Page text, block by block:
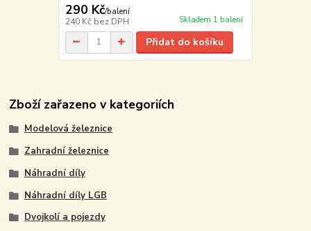
290 Kč/balení
240 Kč bez DPH Skladem 1 balení
Přidat do košíku
Zboží zařazeno v kategoriích
Modelová železnice
Zahradní železnice
Náhradní díly
Náhradní díly LGB
Dvojkolí a pojezdy